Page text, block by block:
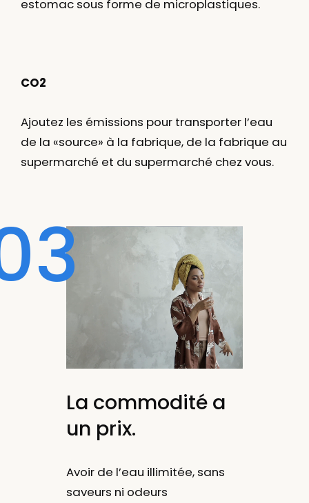
estomac sous forme de microplastiques.
CO2
Ajoutez les émissions pour transporter l’eau
de la «source» à la fabrique, de la fabrique au
supermarché et du supermarché chez vous.
La commodité a
un prix.
Avoir de l’eau illimitée, sans
saveurs ni odeurs